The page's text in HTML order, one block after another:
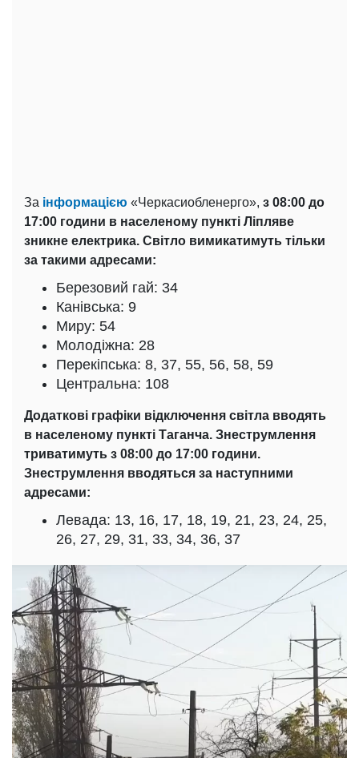
За інформацією «Черкасиобленерго», з 08:00 до
17:00 години в населеному пункті Ліпляве
зникне електрика. Світло вимикатимуть тільки
за такими адресами:
Березовий гай: 34
Канівська: 9
Миру: 54
Молодіжна: 28
Перекіпська: 8, 37, 55, 56, 58, 59
Центральна: 108
Додаткові графіки відключення світла вводять
в населеному пункті Таганча. Знеструмлення
триватимуть з 08:00 до 17:00 години.
Знеструмлення вводяться за наступними
адресами:
Левада: 13, 16, 17, 18, 19, 21, 23, 24, 25,
26, 27, 29, 31, 33, 34, 36, 37